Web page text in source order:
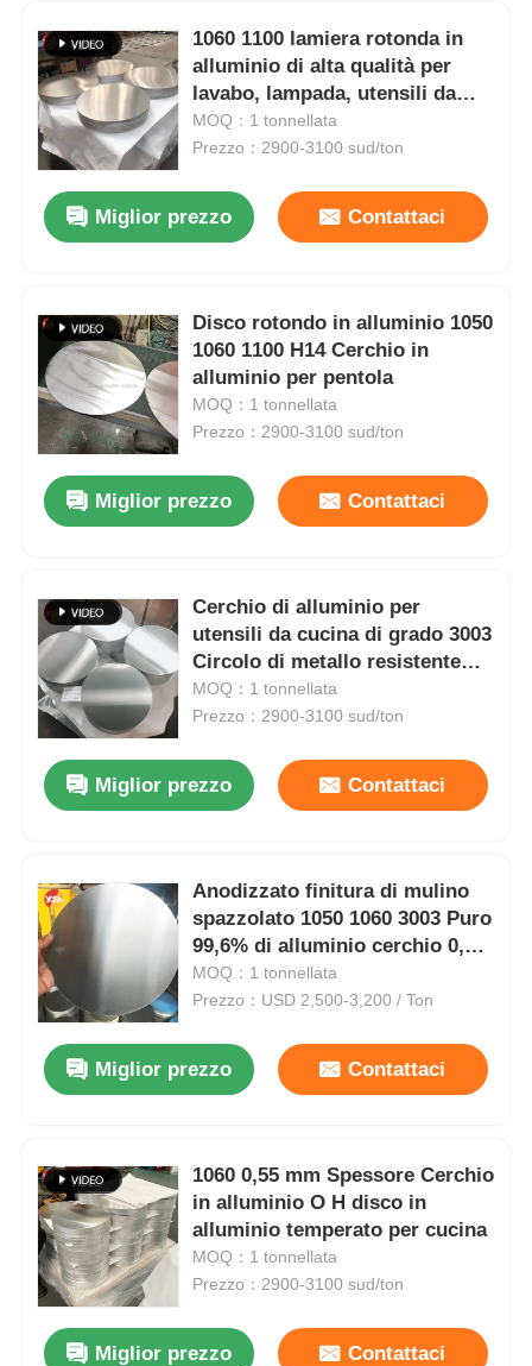
1060 1100 lamiera rotonda in
alluminio di alta qualità per
lavabo, lampada, utensili da
cucina H14
MOQ：1 tonnellata
Prezzo：2900-3100 sud/ton
Miglior prezzo Contattaci
Disco rotondo in alluminio 1050
1060 1100 H14 Cerchio in
alluminio per pentola
MOQ：1 tonnellata
Prezzo：2900-3100 sud/ton
Miglior prezzo Contattaci
Cerchio di alluminio per
utensili da cucina di grado 3003
Circolo di metallo resistente
alla corrosione leggero adatto
alla produzione di utensili da
MOQ：1 tonnellata
Prezzo：2900-3100 sud/ton
Miglior prezzo Contattaci
Anodizzato finitura di mulino
spazzolato 1050 1060 3003 Puro
99,6% di alluminio cerchio 0,3-6
mm disco resistente alla
corrosione per utensili da
MOQ：1 tonnellata
Prezzo：USD 2,500-3,200 / Ton
Miglior prezzo Contattaci
1060 0,55 mm Spessore Cerchio
in alluminio O H disco in
alluminio temperato per cucina
MOQ：1 tonnellata
Prezzo：2900-3100 sud/ton
Miglior prezzo Contattaci